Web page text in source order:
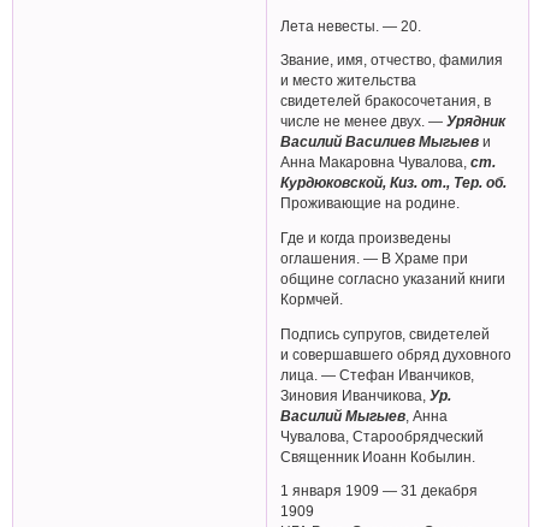
Лета невесты. — 20.
Звание, имя, отчество, фамилия
и место жительства
свидетелей бракосочетания, в
числе не менее двух. —Урядник
Василий Василиев Мыгыев и
Анна Макаровна Чувалова,ст.
Курдюковской, Киз. от., Тер. об.
Проживающие на родине.
Где и когда произведены
оглашения. — В Храме при
общине согласно указаний книги
Кормчей.
Подпись супругов, свидетелей
и совершавшего обряд духовного
лица. — Стефан Иванчиков,
Зиновия Иванчикова, Ур.
Василий Мыгыев , Анна
Чувалова, Старообрядческий
Священник Иоанн Кобылин.
1 января 1909 — 31 декабря
1909